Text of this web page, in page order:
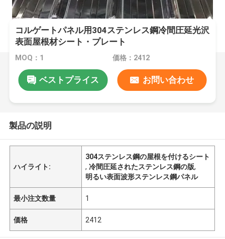
コルゲートパネル用304ステンレス鋼冷間圧延光沢
表面屋根材シート・プレート
MOQ：1 価格：2412
ベストプライス お問い合わせ
製品の説明
ハイライト:
304ステンレス鋼の屋根を付けるシート
,冷間圧延されたステンレス鋼の版,
明るい表面波形ステンレス鋼パネル
最小注文数量 1
価格 2412